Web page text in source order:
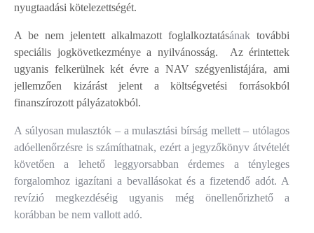
nyugtaadási kötelezettségét.
A be nem jelentett alkalmazott foglalkoztatásánaktovábbi
speciális jogkövetkezménye a nyilvánosság. Az érintettek
ugyanis felkerülnek két évre a NAV szégyenlistájára, ami
jellemzően kizárást jelent a költségvetési forrásokból
finanszírozott pályázatokból.
A súlyosan mulasztók – a mulasztási bírság mellett – utólagos
adóellenőrzésre is számíthatnak, ezért a jegyzőkönyv átvételét
követően a lehető leggyorsabban érdemes a tényleges
forgalomhoz igazítani a bevallásokat és a fizetendő adót. A
revízió megkezdéséig ugyanis még önellenőrizhető a
korábban be nem vallott adó.